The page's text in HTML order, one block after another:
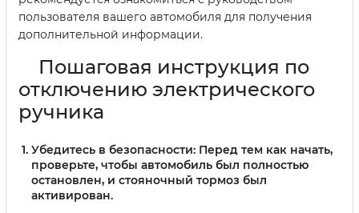
пользователя вашего автомобиля для получения
дополнительной информации.
Пошаговая инструкция по
отключению электрического
ручника
Убедитесь в безопасности: Перед тем как начать,
проверьте, чтобы автомобиль был полностью
остановлен, и стояночный тормоз был
активирован.